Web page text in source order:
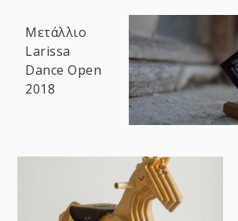
Μετάλλιο
Larissa
Dance Open
2018